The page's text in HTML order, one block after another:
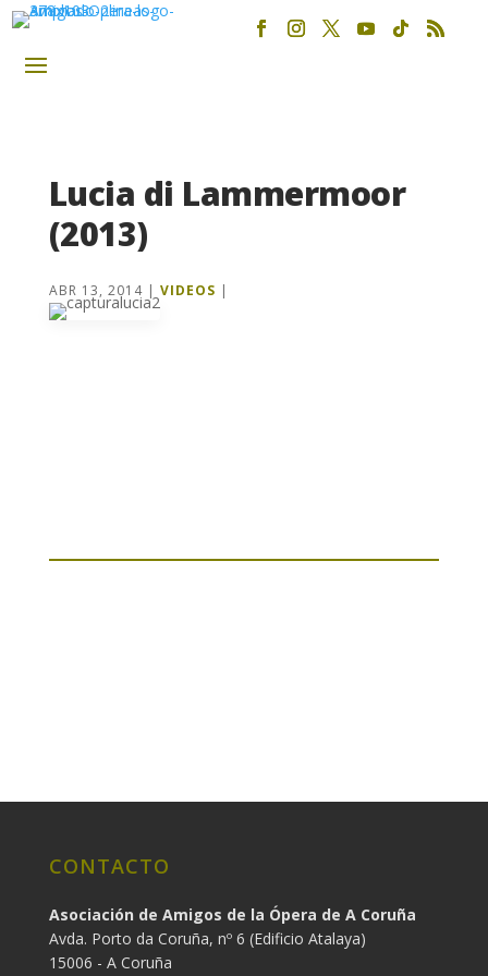
Lucia di Lammermoor
(2013)
ABR 13, 2014| VIDEOS |
CONTACTO
Asociación de Amigos de la Ópera de A Coruña
Avda. Porto da Coruña, nº 6 (Edificio Atalaya)
15006 - A Coruña